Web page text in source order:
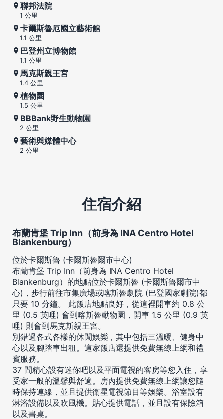
聯邦法院
1 公里
卡爾斯魯厄國立藝術館
1.1 公里
巴登州立博物館
1.1 公里
馬克斯親王宮
1.4 公里
植物園
1.5 公里
BBBank野生動物園
2 公里
藝術與媒體中心
2 公里
住宿介紹
布蘭肯堡 Trip Inn（前身為 INA Centro Hotel
Blankenburg）
位於卡爾斯魯 (卡爾斯魯爾市中心)
布蘭肯堡 Trip Inn（前身為 INA Centro Hotel
Blankenburg）的地點位於卡爾斯魯 (卡爾斯魯爾市中
心)，步行前往市集廣場或喀斯魯劇院 (巴登國家劇院)都
只要 10 分鐘。 此飯店地點良好，從這裡開車約 0.8 公
里 (0.5 英哩) 會到喀斯魯動物園，開車 1.5 公里 (0.9 英
哩) 則會到馬克斯親王宮。
別錯過各式各樣的休閒娛樂，其中包括三溫暖、健身中
心以及腳踏車出租。這家飯店還提供免費無線上網和禮
賓服務。
37 間精心設有迷你吧以及平面電視的客房等您入住，享
受家一般的溫馨與舒適。房內提供免費無線上網讓您隨
時保持連線，並且提供衛星電視節目等娛樂。浴室設有
淋浴設備以及吹風機。貼心提供電話，並且設有保險箱
以及書桌。